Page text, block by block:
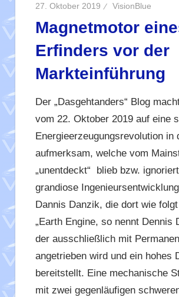
27. Oktober 2019 VisionBlue
Magnetmotor
Erfinders vor der
Markteinführung
Der „Dasgehtanders“ Blog
vom 22. Oktober 2019 auf eine
Energieerzeugungsrevolution in
aufmerksam, welche vom
„unentdeckt“ blieb bzw.
grandiose
Dannis Danzik, die dort wie
„Earth Engine, so nennt Dennis
der ausschließlich mit
angetrieben wird und ein hohes
bereitstellt. Eine mechanische
mit zwei gegenläufigen